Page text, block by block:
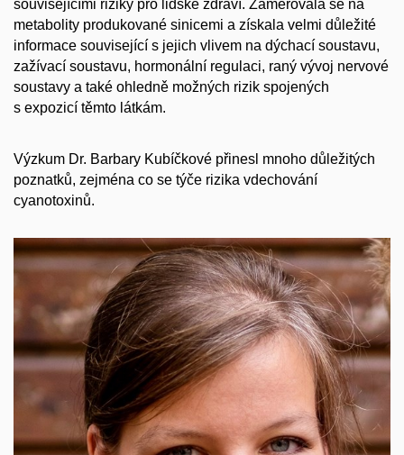
souvisejícími riziky pro lidské zdraví. Zaměřovala se na
metabolity produkované sinicemi a získala velmi důležité
informace související s jejich vlivem na dýchací soustavu,
zažívací soustavu, hormonální regulaci, raný vývoj nervové
soustavy a také ohledně možných rizik spojených
s expozicí těmto látkám.
Výzkum Dr. Barbary Kubíčkové přinesl mnoho důležitých
poznatků, zejména co se týče rizika vdechování
cyanotoxinů.